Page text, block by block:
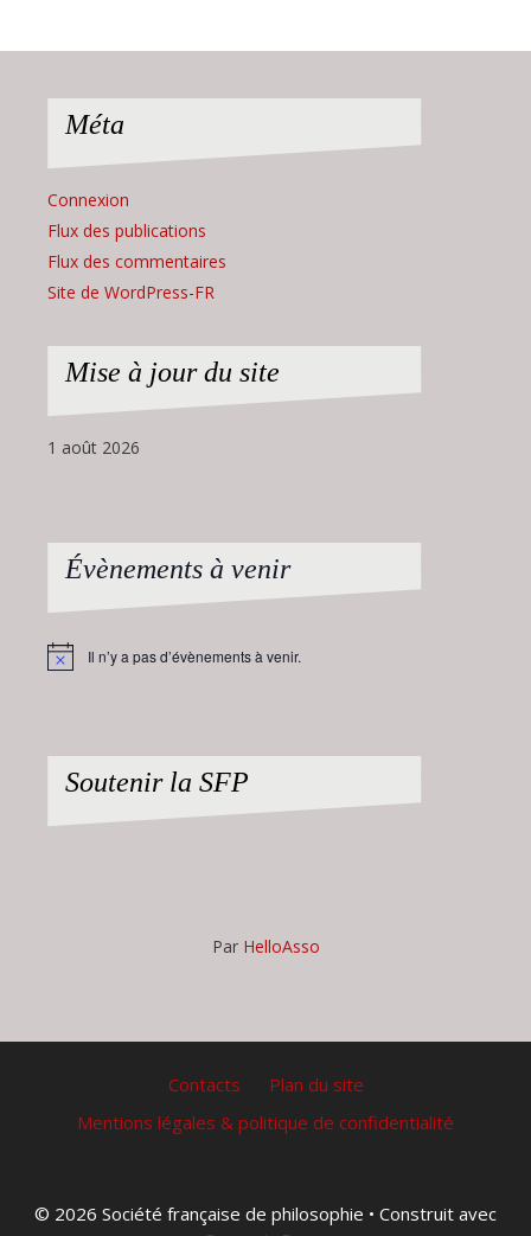
Méta
Connexion
Flux des publications
Flux des commentaires
Site de WordPress-FR
Mise à jour du site
1 août 2026
Évènements à venir
Notice Il n’y a pas d’évènements à venir.
Soutenir la SFP
Par HelloAsso
Contacts
Plan du site
Mentions légales & politique de confidentialité
© 2026 Société française de philosophie • Construit avec